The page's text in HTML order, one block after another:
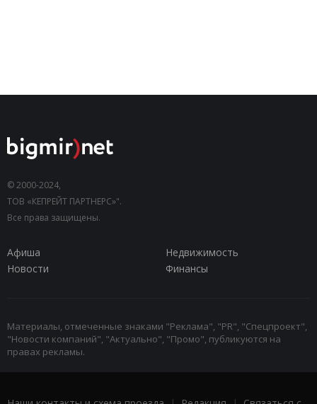
© 2000-2024,
ТОВ «КЕПРЕЙТ ПАРТНЕРС»".
Все права защищены.
Афиша
Недвижимость
Новости
Финансы
Материалы, отмеченные знаками "Реклама", "PR", "Спецпроект",
"Новости компаний", "Актуально", "Промо", публикуются на
правах рекламы.